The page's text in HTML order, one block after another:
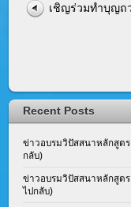
เชิญร่วมทำบุญถ
Recent Posts
ข่าวอบรมวิปัสสนาหลักสูต
กลับ)
ข่าวอบรมวิปัสสนาหลักสูต
ไปกลับ)